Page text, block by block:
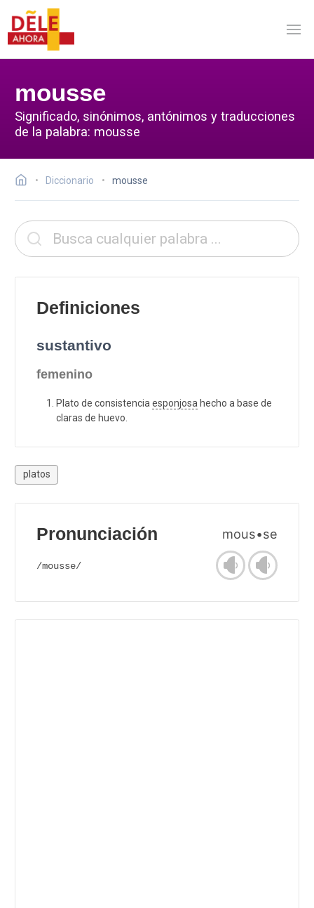
mousse
Significado, sinónimos, antónimos y traducciones
de la palabra: mousse
Diccionario mousse
Definiciones
sustantivo
femenino
Plato de consistencia esponjosa hecho a base de
claras de huevo.
platos
Pronunciación mous•se
/mousse/